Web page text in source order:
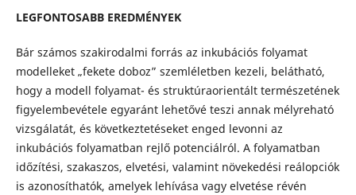
LEGFONTOSABB EREDMÉNYEK
Bár számos szakirodalmi forrás az inkubációs folyamat
modelleket „fekete doboz” szemléletben kezeli, belátható,
hogy a modell folyamat- és struktúraorientált természetének
figyelembevétele egyaránt lehetővé teszi annak mélyreható
vizsgálatát, és következtetéseket enged levonni az
inkubációs folyamatban rejlő potenciálról. A folyamatban
időzítési, szakaszos, elvetési, valamint növekedési reálopciók
is azonosíthatók, amelyek lehívása vagy elvetése révén